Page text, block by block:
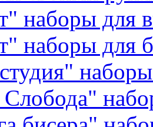
наборы для
наборы для